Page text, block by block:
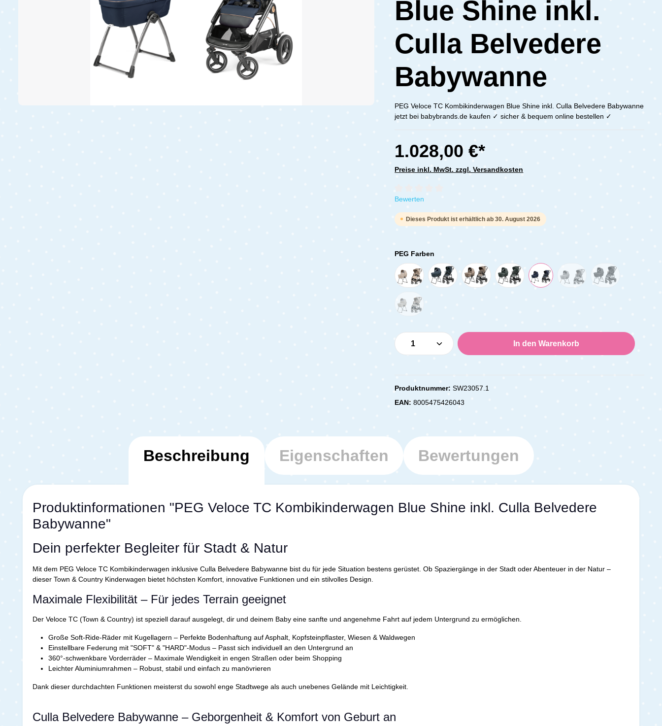
Blue Shine inkl.
Culla Belvedere
Babywanne
PEG Veloce TC Kombikinderwagen Blue Shine inkl. Culla Belvedere Babywanne
jetzt bei babybrands.de kaufen ✓ sicher & bequem online bestellen ✓
1.028,00 €*
Preise inkl. MwSt. zzgl. Versandkosten
Durchschnittliche Bewertung von 0 von 5 Sternen
Bewerten
Dieses Produkt ist erhältlich ab 30. August 2026
PEG Farben
Produkt Anzahl: Gib den gewünschten Wert ein
In den Warenkorb
Produktnummer:SW23057.1
EAN:8005475426043
Beschreibung Eigenschaften Bewertungen
Produktinformationen "PEG Veloce TC Kombikinderwagen Blue Shine inkl. Culla Belvedere
Babywanne"
Dein perfekter Begleiter für Stadt & Natur
Mit dem PEG Veloce TC Kombikinderwagen inklusive Culla Belvedere Babywanne bist du für jede Situation bestens gerüstet. Ob Spaziergänge in der Stadt oder Abenteuer in der Natur –
dieser Town & Country Kinderwagen bietet höchsten Komfort, innovative Funktionen und ein stilvolles Design.
Maximale Flexibilität – Für jedes Terrain geeignet
Der Veloce TC (Town & Country) ist speziell darauf ausgelegt, dir und deinem Baby eine sanfte und angenehme Fahrt auf jedem Untergrund zu ermöglichen.
Große Soft-Ride-Räder mit Kugellagern – Perfekte Bodenhaftung auf Asphalt, Kopfsteinpflaster, Wiesen & Waldwegen
Einstellbare Federung mit "SOFT" & "HARD"-Modus – Passt sich individuell an den Untergrund an
360°-schwenkbare Vorderräder – Maximale Wendigkeit in engen Straßen oder beim Shopping
Leichter Aluminiumrahmen – Robust, stabil und einfach zu manövrieren
Dank dieser durchdachten Funktionen meisterst du sowohl enge Stadtwege als auch unebenes Gelände mit Leichtigkeit.
Culla Belvedere Babywanne – Geborgenheit & Komfort von Geburt an